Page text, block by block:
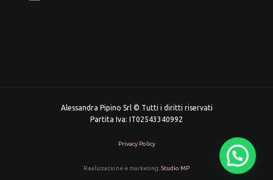
Alessandra Pipino Srl © Tutti i diritti riservati
Partita Iva: IT02543340992
Privacy Policy
Realizzazione e marketing:Studio MP